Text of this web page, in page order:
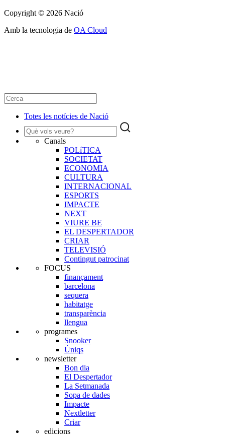
Copyright © 2026 Nació
Amb la tecnologia de OA Cloud
Totes les notícies de Nació
Canals
POLíTICA
SOCIETAT
ECONOMIA
CULTURA
INTERNACIONAL
ESPORTS
IMPACTE
NEXT
VIURE BE
EL DESPERTADOR
CRIAR
TELEVISIÓ
Contingut patrocinat
FOCUS
finançament
barcelona
sequera
habitatge
transparència
llengua
programes
Snooker
Úniqs
newsletter
Bon dia
El Despertador
La Setmanada
Sopa de dades
Impacte
Nextletter
Criar
edicions